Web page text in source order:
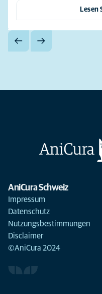
Lesen
AniCura Schweiz
Impressum
Datenschutz
Nutzungsbestimmungen
Disclaimer
©AniCura 2024